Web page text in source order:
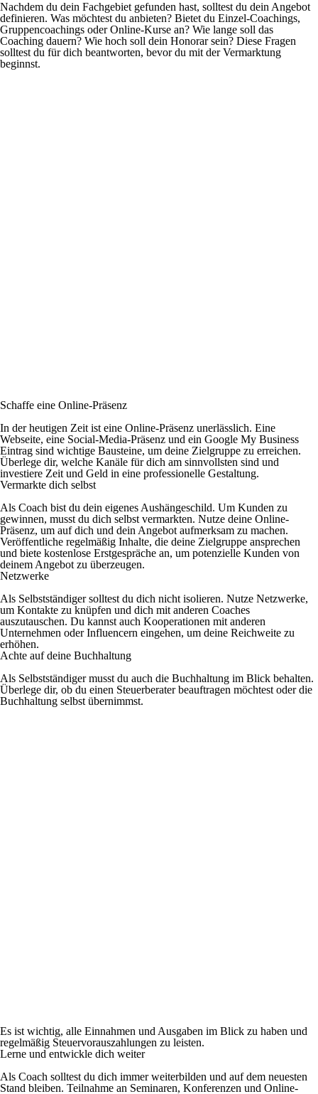
Nachdem du dein Fachgebiet gefunden hast, solltest du dein Angebot
definieren. Was möchtest du anbieten? Bietet du Einzel-Coachings,
Gruppencoachings oder Online-Kurse an? Wie lange soll das
Coaching dauern? Wie hoch soll dein Honorar sein? Diese Fragen
solltest du für dich beantworten, bevor du mit der Vermarktung
beginnst.
Schaffe eine Online-Präsenz
In der heutigen Zeit ist eine Online-Präsenz unerlässlich. Eine
Webseite, eine Social-Media-Präsenz und ein Google My Business
Eintrag sind wichtige Bausteine, um deine Zielgruppe zu erreichen.
Überlege dir, welche Kanäle für dich am sinnvollsten sind und
investiere Zeit und Geld in eine professionelle Gestaltung.
Vermarkte dich selbst
Als Coach bist du dein eigenes Aushängeschild. Um Kunden zu
gewinnen, musst du dich selbst vermarkten. Nutze deine Online-
Präsenz, um auf dich und dein Angebot aufmerksam zu machen.
Veröffentliche regelmäßig Inhalte, die deine Zielgruppe ansprechen
und biete kostenlose Erstgespräche an, um potenzielle Kunden von
deinem Angebot zu überzeugen.
Netzwerke
Als Selbstständiger solltest du dich nicht isolieren. Nutze Netzwerke,
um Kontakte zu knüpfen und dich mit anderen Coaches
auszutauschen. Du kannst auch Kooperationen mit anderen
Unternehmen oder Influencern eingehen, um deine Reichweite zu
erhöhen.
Achte auf deine Buchhaltung
Als Selbstständiger musst du auch die Buchhaltung im Blick behalten.
Überlege dir, ob du einen Steuerberater beauftragen möchtest oder die
Buchhaltung selbst übernimmst.
Es ist wichtig, alle Einnahmen und Ausgaben im Blick zu haben und
regelmäßig Steuervorauszahlungen zu leisten.
Lerne und entwickle dich weiter
Als Coach solltest du dich immer weiterbilden und auf dem neuesten
Stand bleiben. Teilnahme an Seminaren, Konferenzen und Online-